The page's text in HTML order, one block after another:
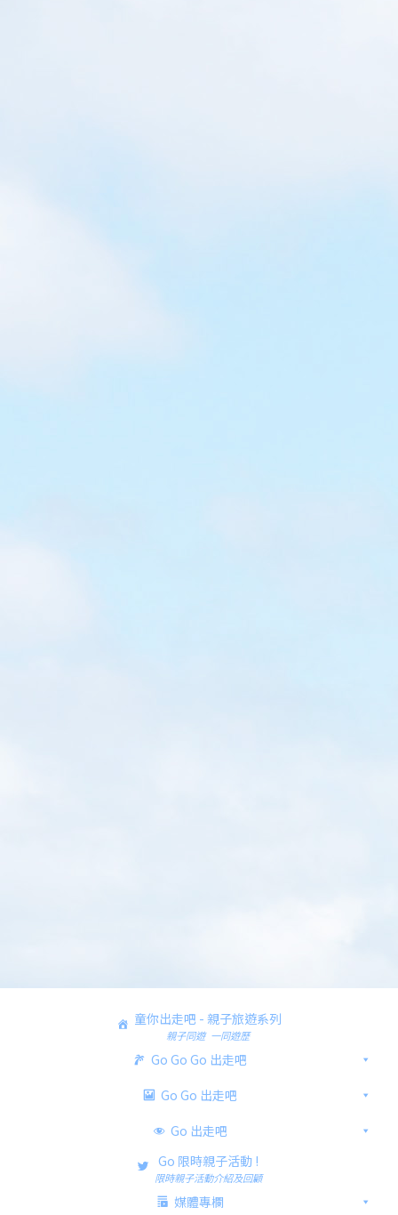
童你出走吧 - 親子旅遊系列
親子同遊 一同遊歷
Go Go Go 出走吧
Go Go 出走吧
Go 出走吧
Go 限時親子活動 !
限時親子活動介紹及回顧
媒體專欄